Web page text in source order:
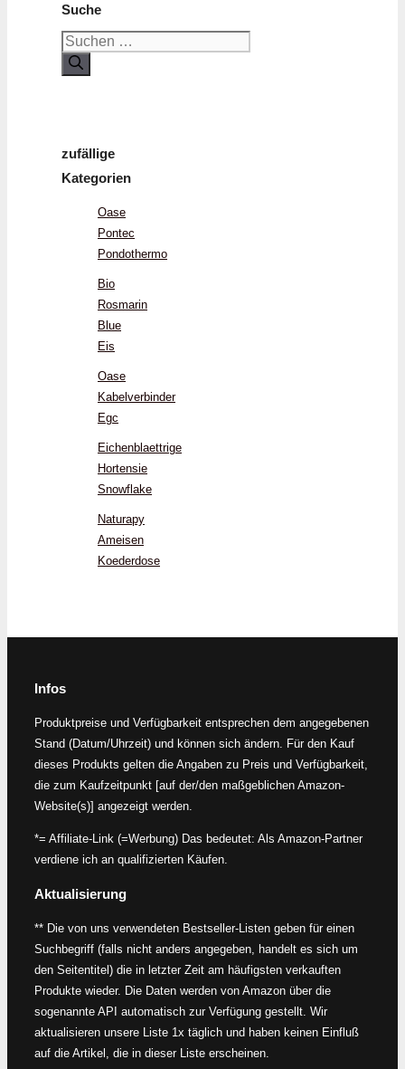
Suche
Suchen
nach:
zufällige
Kategorien
Oase
Pontec
Pondothermo
Bio
Rosmarin
Blue
Eis
Oase
Kabelverbinder
Egc
Eichenblaettrige
Hortensie
Snowflake
Naturapy
Ameisen
Koederdose
Infos
Produktpreise und Verfügbarkeit entsprechen dem angegebenen
Stand (Datum/Uhrzeit) und können sich ändern. Für den Kauf
dieses Produkts gelten die Angaben zu Preis und Verfügbarkeit,
die zum Kaufzeitpunkt [auf der/den maßgeblichen Amazon-
Website(s)] angezeigt werden.
*= Affiliate-Link (=Werbung) Das bedeutet: Als Amazon-Partner
verdiene ich an qualifizierten Käufen.
Aktualisierung
** Die von uns verwendeten Bestseller-Listen geben für einen
Suchbegriff (falls nicht anders angegeben, handelt es sich um
den Seitentitel) die in letzter Zeit am häufigsten verkauften
Produkte wieder. Die Daten werden von Amazon über die
sogenannte API automatisch zur Verfügung gestellt. Wir
aktualisieren unsere Liste 1x täglich und haben keinen Einfluß
auf die Artikel, die in dieser Liste erscheinen.